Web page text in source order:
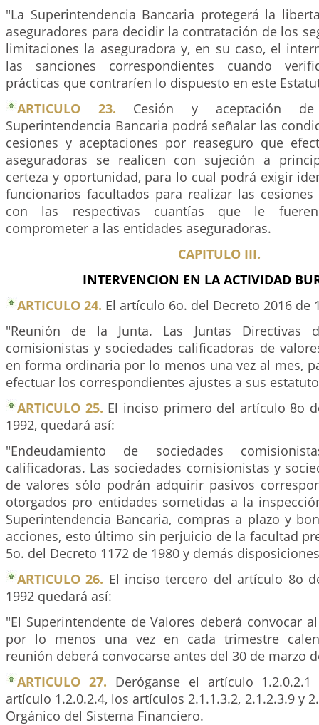
"La Superintendencia Bancaria protegerá la
aseguradores para decidir la contratación de los
limitaciones la aseguradora y, en su caso, el
las sanciones correspondientes cuando
prácticas que contraríen lo dispuesto en este
ARTICULO 23. Cesión y aceptación de
Superintendencia Bancaria podrá señalar las
cesiones y aceptaciones por reaseguro que
aseguradoras se realicen con sujeción a
certeza y oportunidad, para lo cual podrá exigir
funcionarios facultados para realizar las cesiones
con las respectivas cuantías que le
comprometer a las entidades aseguradoras.
CAPITULO III.
INTERVENCION EN LA ACTIVIDAD
ARTICULO 24. El artículo 6o. del Decreto 2016 de
"Reunión de la Junta. Las Juntas Directivas
comisionistas y sociedades calificadoras de
en forma ordinaria por lo menos una vez al mes,
efectuar los correspondientes ajustes a sus
ARTICULO 25. El inciso primero del artículo 8o
1992, quedará así:
"Endeudamiento de sociedades
calificadoras. Las sociedades comisionistas y
de valores sólo podrán adquirir pasivos
otorgados pro entidades sometidas a la
Superintendencia Bancaria, compras a plazo y
acciones, esto último sin perjuicio de la facultad
5o. del Decreto 1172 de 1980 y demás
ARTICULO 26. El inciso tercero del artículo 8o
1992 quedará así:
"El Superintendente de Valores deberá convocar
por lo menos una vez en cada trimestre
reunión deberá convocarse antes del 30 de marzo
ARTICULO 27. Deróganse el artículo
artículo 1.2.0.2.4, los artículos 2.1.1.3.2, 2.1.2.3.9 y
Orgánico del Sistema Financiero.